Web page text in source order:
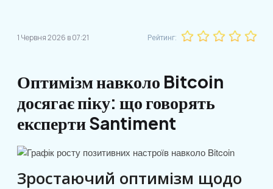
1 Червня 2026 в 07:21 Рейтинг:
Оптимізм навколо Bitcoin
досягає піку: що говорять
експерти Santiment
Зростаючий оптимізм щодо